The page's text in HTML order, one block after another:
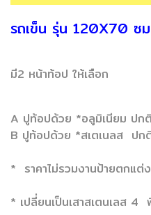
รถเข็น รุ่น 120X70
มี2 หน้าท้อป ให้เลือก
A ปูท้อปด้วย *อลูมิเนียม ป
B ปูท้อปด้วย *สเตเนลส ป
* ราคาไม่รวมงานป้ายตกแต่
* เปลี่ยนเป็นเสาสเตนเลส